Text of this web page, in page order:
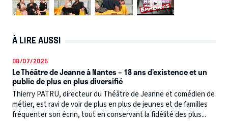
À LIRE AUSSI
08/07/2026
Le Théâtre de Jeanne à Nantes – 18 ans d’existence et un
public de plus en plus diversifié
Thierry PATRU, directeur du Théâtre de Jeanne et comédien de
métier, est ravi de voir de plus en plus de jeunes et de familles
fréquenter son écrin, tout en conservant la fidélité des plus...